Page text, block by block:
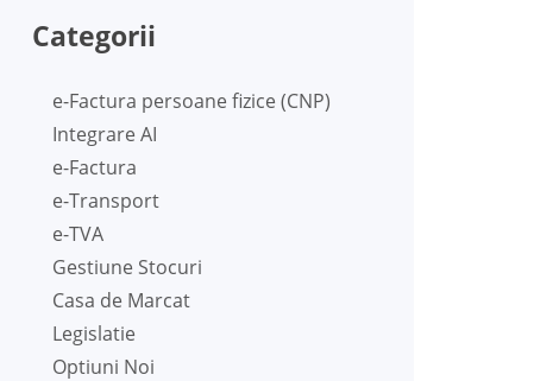
Categorii
e-Factura persoane fizice (CNP)
Integrare AI
e-Factura
e-Transport
e-TVA
Gestiune Stocuri
Casa de Marcat
Legislatie
Optiuni Noi